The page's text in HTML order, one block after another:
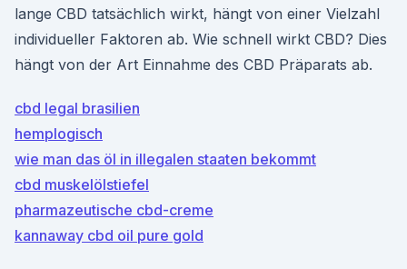
lange CBD tatsächlich wirkt, hängt von einer Vielzahl
individueller Faktoren ab. Wie schnell wirkt CBD? Dies
hängt von der Art Einnahme des CBD Präparats ab.
cbd legal brasilien
hemplogisch
wie man das öl in illegalen staaten bekommt
cbd muskelölstiefel
pharmazeutische cbd-creme
kannaway cbd oil pure gold